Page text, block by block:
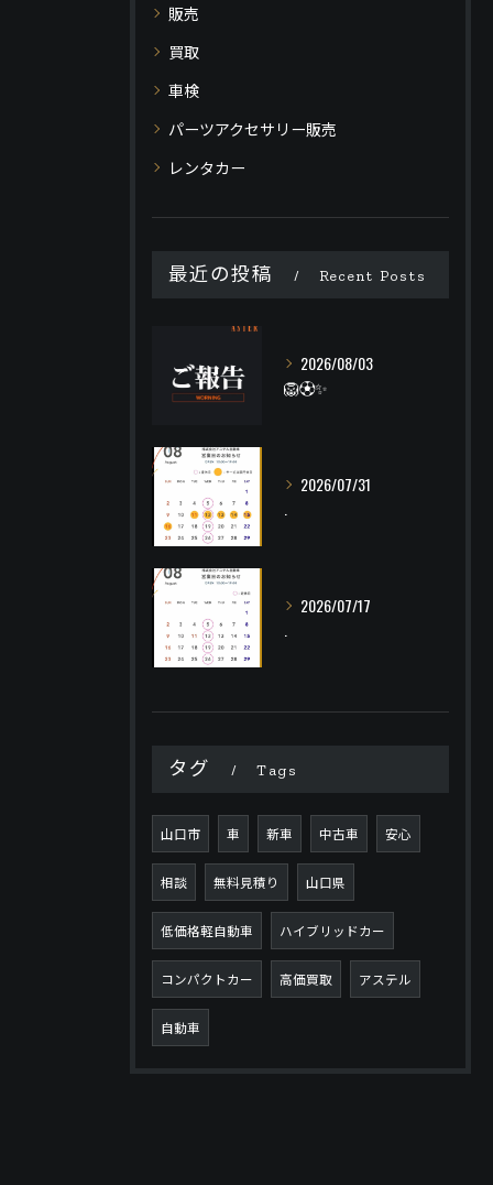
販売
買取
車検
パーツアクセサリー販売
レンタカー
最近の投稿 Recent Posts
2026/08/03
🦁⚽️✨
2026/07/31
2026/07/17
タグ Tags
山口市 車 新車 中古車 安心
相談 無料見積り 山口県
低価格軽自動車 ハイブリッドカー
コンパクトカー 高価買取 アステル
自動車